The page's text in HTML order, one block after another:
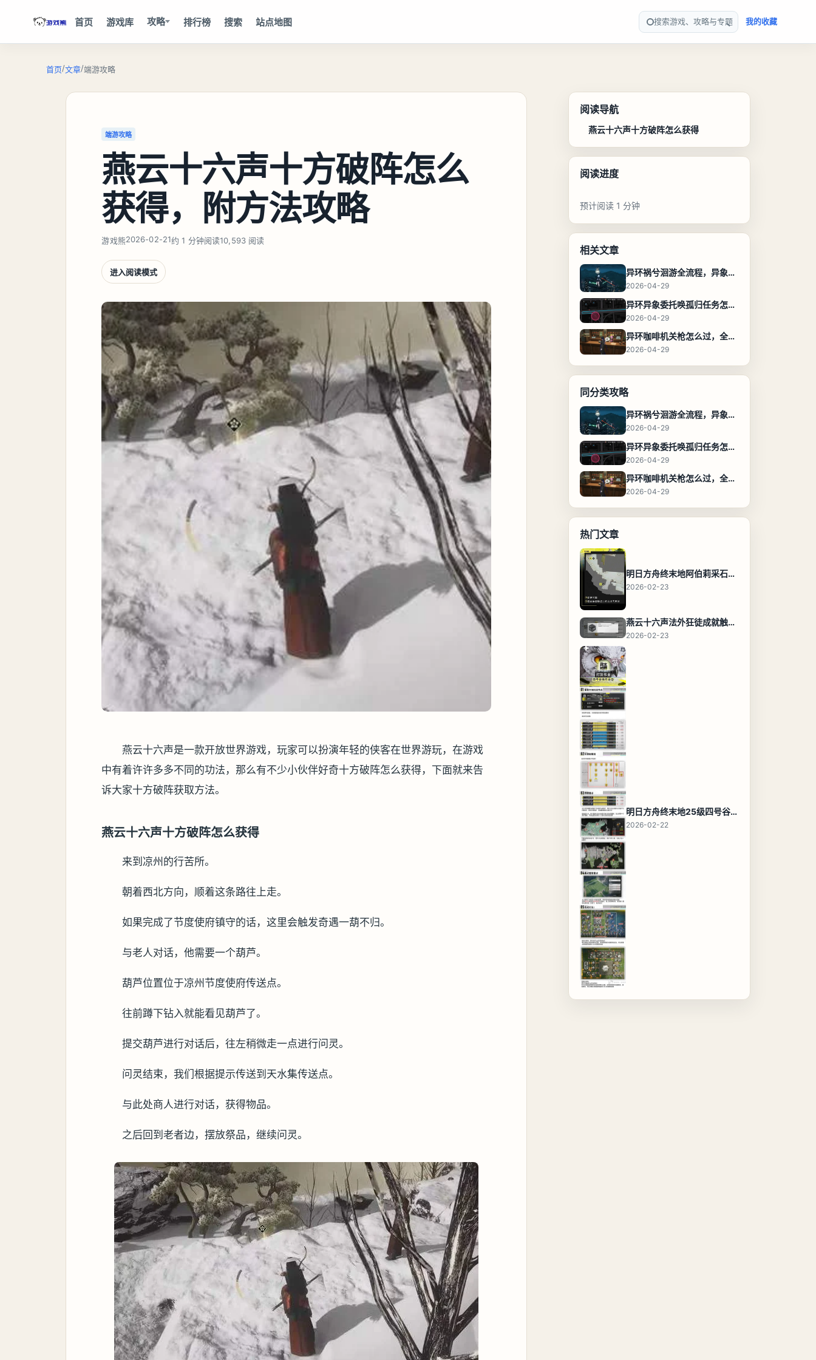
首页 游戏库 攻略 排行榜 搜索 站点地图 搜索游戏、攻略与专题 我的收藏
首页/文章/端游攻略
端游攻略
燕云十六声十方破阵怎么
获得，附方法攻略
游戏熊2026-02-21约 1 分钟阅读10,593 阅读
进入阅读模式
燕云十六声是一款开放世界游戏，玩家可以扮演年轻的侠客在世界游玩，在游戏
中有着许许多多不同的功法，那么有不少小伙伴好奇十方破阵怎么获得，下面就来告
诉大家十方破阵获取方法。
燕云十六声十方破阵怎么获得
来到凉州的行苦所。
朝着西北方向，顺着这条路往上走。
如果完成了节度使府镇守的话，这里会触发奇遇一葫不归。
与老人对话，他需要一个葫芦。
葫芦位置位于凉州节度使府传送点。
往前蹲下钻入就能看见葫芦了。
提交葫芦进行对话后，往左稍微走一点进行问灵。
问灵结束，我们根据提示传送到天水集传送点。
与此处商人进行对话，获得物品。
之后回到老者边，摆放祭品，继续问灵。
阅读导航
燕云十六声十方破阵怎么获得
阅读进度
预计阅读 1 分钟
相关文章
异环祸兮洄游全流程，异象委托任务通关攻略
2026-04-29
异环异象委托唤孤归任务怎么完成，流程步骤与位置攻略
2026-04-29
异环咖啡机关枪怎么过，全流程通关攻略
2026-04-29
同分类攻略
异环祸兮洄游全流程，异象委托任务通关攻略
2026-04-29
异环异象委托唤孤归任务怎么完成，流程步骤与位置攻略
2026-04-29
异环咖啡机关枪怎么过，全流程通关攻略
2026-04-29
热门文章
明日方舟终末地阿伯莉采石场宝箱全收集攻略，全点位分布图与路线
2026-02-23
燕云十六声法外狂徒成就触发条件与通关攻略
2026-02-23
明日方舟终末地25级四号谷地基地蓝图，高效布局规划
2026-02-22